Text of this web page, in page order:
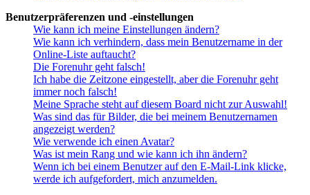
Benutzerpräferenzen und -einstellungen
Wie kann ich meine Einstellungen ändern?
Wie kann ich verhindern, dass mein Benutzername in der
Online-Liste auftaucht?
Die Forenuhr geht falsch!
Ich habe die Zeitzone eingestellt, aber die Forenuhr geht
immer noch falsch!
Meine Sprache steht auf diesem Board nicht zur Auswahl!
Was sind das für Bilder, die bei meinem Benutzernamen
angezeigt werden?
Wie verwende ich einen Avatar?
Was ist mein Rang und wie kann ich ihn ändern?
Wenn ich bei einem Benutzer auf den E-Mail-Link klicke,
werde ich aufgefordert, mich anzumelden.